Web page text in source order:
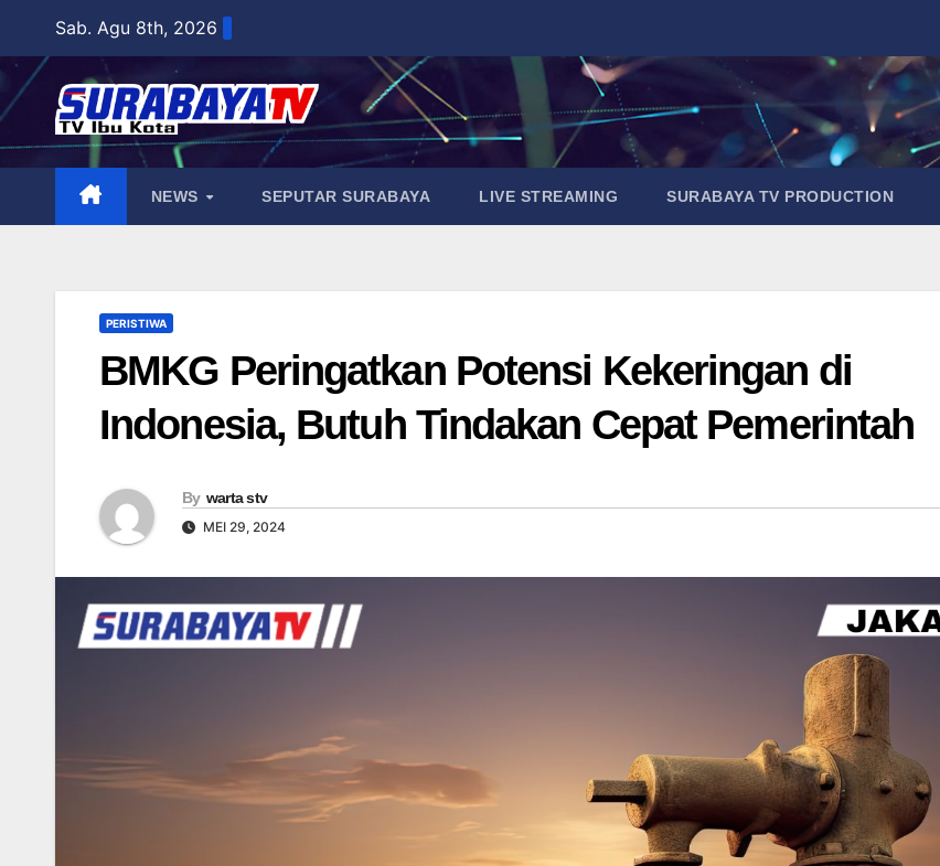
content
Sab. Agu 8th, 2026
NEWS SEPUTAR SURABAYA LIVE STREAMING SURABAYA TV PRODUCTION
PERISTIWA
BMKG Peringatkan Potensi Kekeringan di
Indonesia, Butuh Tindakan Cepat Pemerintah
By warta stv
MEI 29, 2024